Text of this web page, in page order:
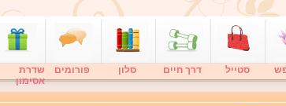
סטייל דרך חיים סלון פורומים
שדרת
אסימון